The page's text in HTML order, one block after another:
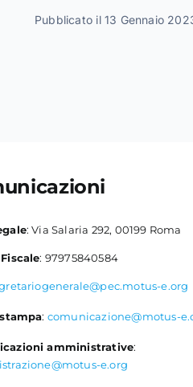
Pubblicato il 13 Gennaio
: Via Salaria 292, 00199 Roma
: 97975840584
e.org
: comunicazione@motus-
amministrative:
e.org